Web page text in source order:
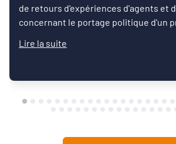
de retours d'expériences d'agents et
concernant le portage politique d'un
Lire la suite